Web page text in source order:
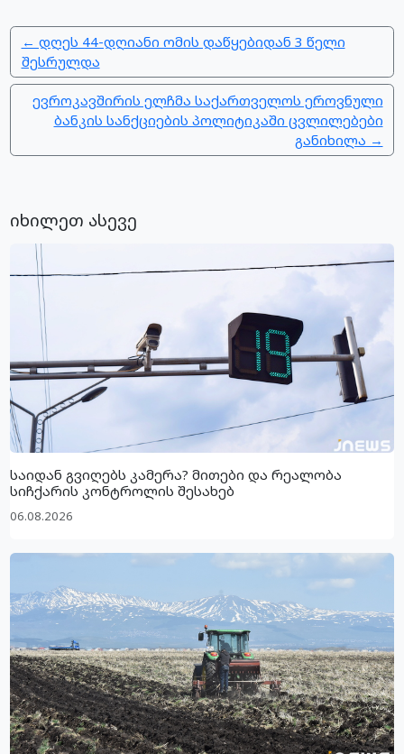
← დღეს 44-დღიანი ომის დაწყებიდან 3 წელი
შესრულდა
ევროკავშირის ელჩმა საქართველოს ეროვნული
ბანკის სანქციების პოლიტიკაში ცვლილებები
განიხილა →
იხილეთ ასევე
საიდან გვიღებს კამერა? მითები და რეალობა
სიჩქარის კონტროლის შესახებ
06.08.2026